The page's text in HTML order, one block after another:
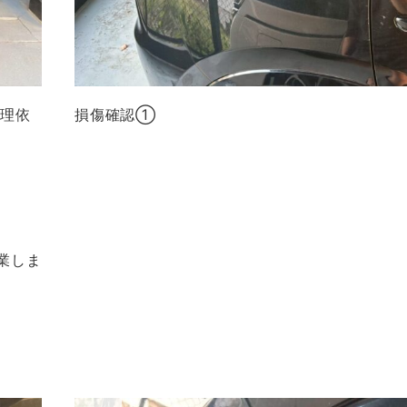
依
しま
損傷確認①